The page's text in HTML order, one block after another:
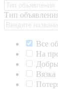
Тип
Все
На
Вязка